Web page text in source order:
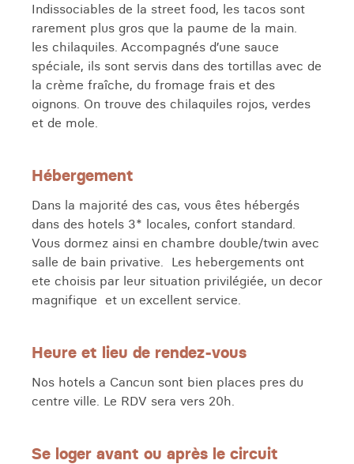
Indissociables de la street food, les tacos sont
rarement plus gros que la paume de la main.
les chilaquiles. Accompagnés d’une sauce
spéciale, ils sont servis dans des tortillas avec de
la crème fraîche, du fromage frais et des
oignons. On trouve des chilaquiles rojos, verdes
et de mole.
Hébergement
Dans la majorité des cas, vous êtes hébergés
dans des hotels 3* locales, confort standard.
Vous dormez ainsi en chambre double/twin avec
salle de bain privative. Les hebergements ont
ete choisis par leur situation privilégiée, un decor
magnifique et un excellent service.
Heure et lieu de rendez-vous
Nos hotels a Cancun sont bien places pres du
centre ville. Le RDV sera vers 20h.
Se loger avant ou après le circuit